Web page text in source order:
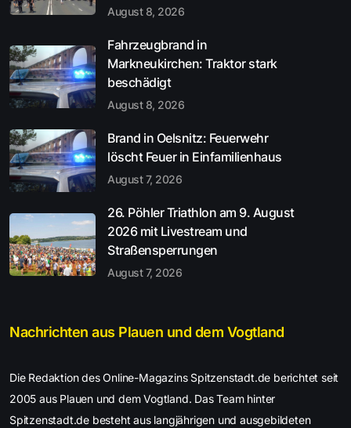
August 8, 2026
Fahrzeugbrand in
Markneukirchen: Traktor stark
beschädigt
August 8, 2026
Brand in Oelsnitz: Feuerwehr
löscht Feuer in Einfamilienhaus
August 7, 2026
26. Pöhler Triathlon am 9. August
2026 mit Livestream und
Straßensperrungen
August 7, 2026
Nachrichten aus Plauen und dem Vogtland
Die Redaktion des Online-Magazins Spitzenstadt.de berichtet seit
2005 aus Plauen und dem Vogtland. Das Team hinter
Spitzenstadt.de besteht aus langjährigen und ausgebildeten